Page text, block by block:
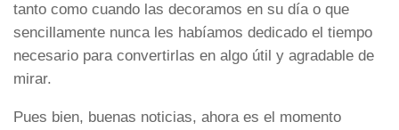
tanto como cuando las decoramos en su día o que
sencillamente nunca les habíamos dedicado el tiempo
necesario para convertirlas en algo útil y agradable de
mirar.
Pues bien, buenas noticias, ahora es el momento